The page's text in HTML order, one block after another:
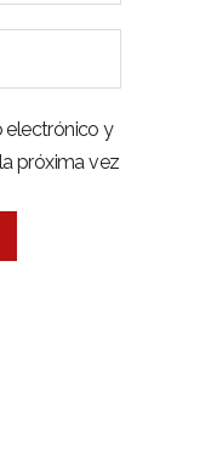
electrónico y
próxima vez